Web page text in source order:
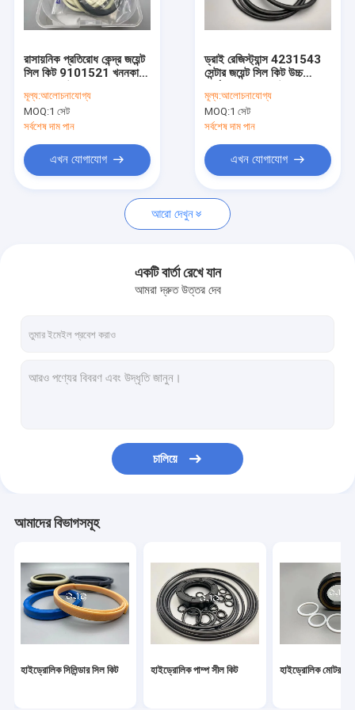
আমাদের সম্বন্ধে
গুণমান নিয়ন্ত্রণ
খবর
হাইড্রোলিক সিলিন্ডার সিল কিট
হাইড্রোলিক পাম্প সীল কিট
খননকারী সীল কিট
ট্র্যাক অ্যাডজাস্টার সীল কিট
কঙ্কাল তেল সীল
ভাসমান তেল সীল
রাসায়নিক প্রতিরোধ কেন্দ্র জয়েন্ট
সিল কিট 9101521 খননকারীর
মূল্য:আলোচনাযোগ্য
MOQ:1 সেট
সর্বশেষ দাম পান
এখন যোগাযোগ
ড্রাই রেজিস্ট্যান্স 4231543
সেন্টার জয়েন্ট সিল কিট উচ্চ
মূল্য:আলোচনাযোগ্য
MOQ:1 সেট
সর্বশেষ দাম পান
এখন যোগাযোগ
আরো দেখুন
একটি বার্তা রেখে যান
আমরা দ্রুত উত্তর দেব
চালিয়ে
আমাদের বিভাগসমূহ
হাইড্রোলিক সিলিন্ডার সিল কিট হাইড্রোলিক পাম্প সীল কিট হাইড্রোলিক মোটর